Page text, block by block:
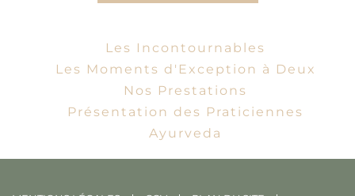
Les Incontournables
Les Moments d'Exception à Deux
Nos Prestations
Présentation des Praticiennes
Ayurveda